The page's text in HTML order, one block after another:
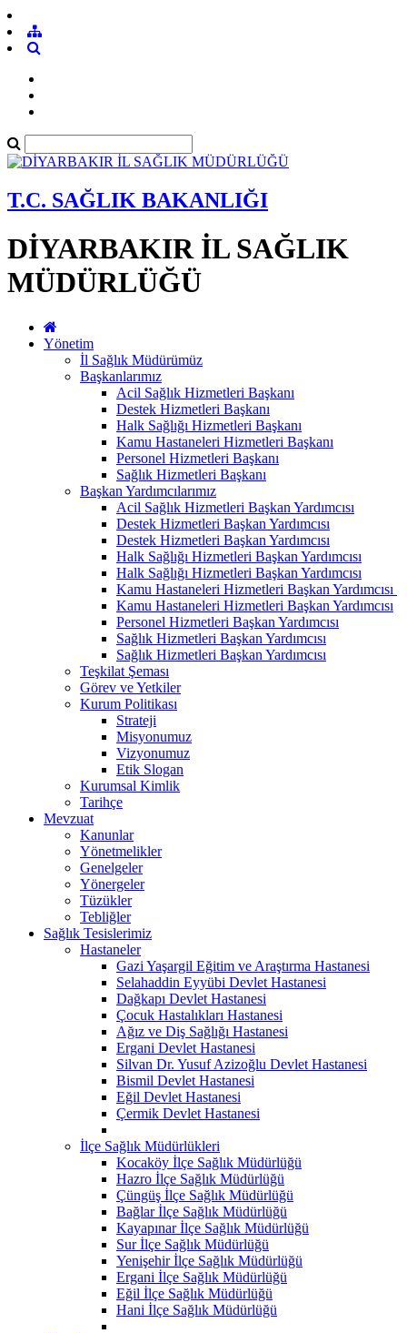
T.C. SAĞLIK BAKANLIĞI
DİYARBAKIR İL SAĞLIK
MÜDÜRLÜĞÜ
Yönetim
İl Sağlık Müdürümüz
Başkanlarımız
Acil Sağlık Hizmetleri Başkanı
Destek Hizmetleri Başkanı
Halk Sağlığı Hizmetleri Başkanı
Kamu Hastaneleri Hizmetleri Başkanı
Personel Hizmetleri Başkanı
Sağlık Hizmetleri Başkanı
Başkan Yardımcılarımız
Acil Sağlık Hizmetleri Başkan Yardımcısı
Destek Hizmetleri Başkan Yardımcısı
Destek Hizmetleri Başkan Yardımcısı
Halk Sağlığı Hizmetleri Başkan Yardımcısı
Halk Sağlığı Hizmetleri Başkan Yardımcısı
Kamu Hastaneleri Hizmetleri Başkan Yardımcısı ​
Kamu Hastaneleri Hizmetleri Başkan Yardımcısı
Personel Hizmetleri Başkan Yardımcısı
Sağlık Hizmetleri Başkan Yardımcısı
Sağlık Hizmetleri Başkan Yardımcısı
Teşkilat Şeması
Görev ve Yetkiler
Kurum Politikası
Strateji
Misyonumuz
Vizyonumuz
Etik Slogan
Kurumsal Kimlik
Tarihçe
Mevzuat
Kanunlar
Yönetmelikler
Genelgeler
Yönergeler
Tüzükler
Tebliğler
Sağlık Tesislerimiz
Hastaneler
Gazi Yaşargil Eğitim ve Araştırma Hastanesi
Selahaddin Eyyübi Devlet Hastanesi
Dağkapı Devlet Hastanesi
Çocuk Hastalıkları Hastanesi
Ağız ve Diş Sağlığı Hastanesi
Ergani Devlet Hastanesi
Silvan Dr. Yusuf Azizoğlu Devlet Hastanesi
Bismil Devlet Hastanesi
Eğil Devlet Hastanesi
Çermik Devlet Hastanesi
İlçe Sağlık Müdürlükleri
Kocaköy İlçe Sağlık Müdürlüğü
Hazro İlçe Sağlık Müdürlüğü
Çüngüş İlçe Sağlık Müdürlüğü
Bağlar İlçe Sağlık Müdürlüğü
Kayapınar İlçe Sağlık Müdürlüğü
Sur İlçe Sağlık Müdürlüğü
Yenişehir İlçe Sağlık Müdürlüğü
Ergani İlçe Sağlık Müdürlüğü
Eğil İlçe Sağlık Müdürlüğü
Hani İlçe Sağlık Müdürlüğü